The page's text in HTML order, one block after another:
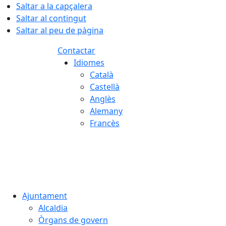
Saltar a la capçalera
Saltar al contingut
Saltar al peu de pàgina
Contactar
Idiomes
Català
Castellà
Anglès
Alemany
Francès
Ajuntament
Alcaldia
Òrgans de govern